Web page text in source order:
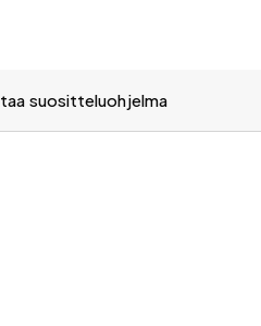
suositteluohjelma